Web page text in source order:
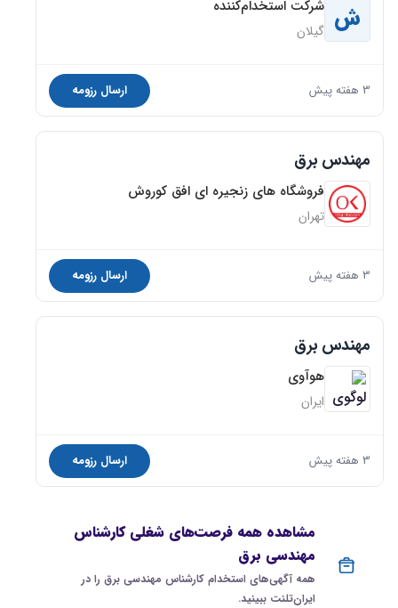
ش شرکت استخدام‌کننده
گیلان
3 هفته پیش ارسال رزومه
مهندس برق
فروشگاه های زنجیره ای افق کوروش
تهران
3 هفته پیش ارسال رزومه
مهندس برق
هوآوی
ایران
3 هفته پیش ارسال رزومه
مشاهده همه فرصت‌های شغلی کارشناس
مهندسی برق
همه آگهی‌های استخدام کارشناس مهندسی برق را در
ایران‌تلنت ببینید.